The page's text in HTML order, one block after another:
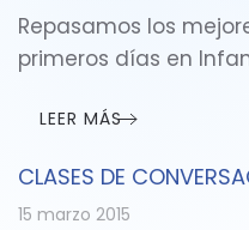
Repasamos los
primeros días en
LEER MÁS
CLASES DE
15 marzo 2015